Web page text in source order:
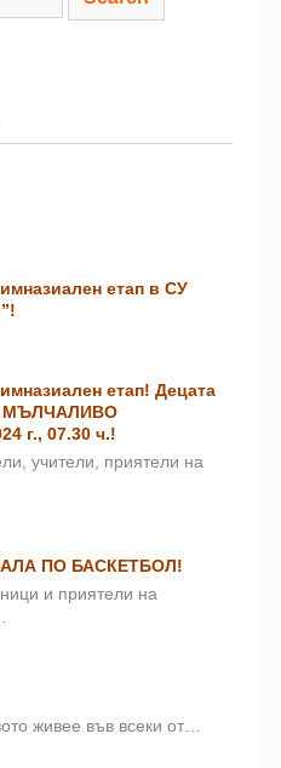
етап в СУ
етап! Децата
МЪЛЧАЛИВО
г., 07.30 ч.!
учители, приятели на
ПО БАСКЕТБОЛ!
и приятели на
живее във всеки от…